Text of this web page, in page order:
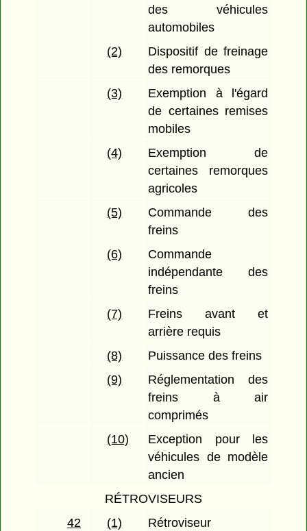
des véhicules
automobiles
(2)
Dispositif de freinage
des remorques
(3)
Exemption à l'égard
de certaines remises
mobiles
(4)
Exemption de
certaines remorques
agricoles
(5)
Commande des
freins
(6)
Commande
indépendante des
freins
(7)
Freins avant et
arrière requis
(8)
Puissance des freins
(9)
Réglementation des
freins à air
comprimés
(10)
Exception pour les
véhicules de modèle
ancien
RÉTROVISEURS
42
(1) Rétroviseur